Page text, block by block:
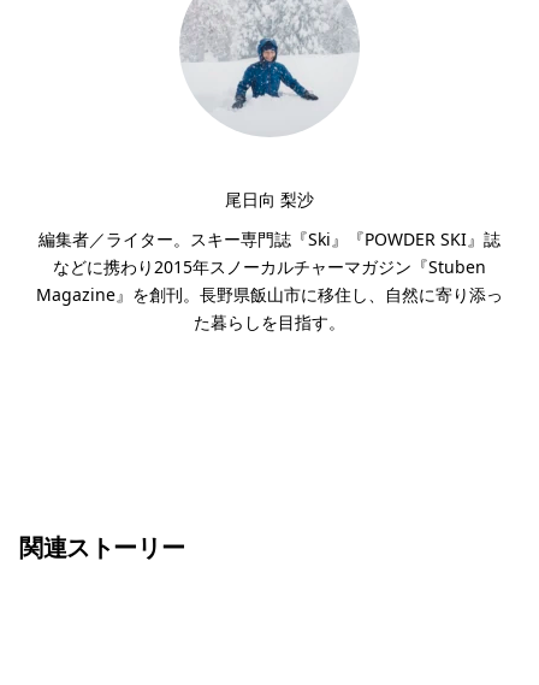
尾日向 梨沙
編集者／ライター。スキー専門誌『Ski』『POWDER SKI』誌
などに携わり2015年スノーカルチャーマガジン『Stuben
Magazine』を創刊。長野県飯山市に移住し、自然に寄り添っ
た暮らしを目指す。
関連ストーリー